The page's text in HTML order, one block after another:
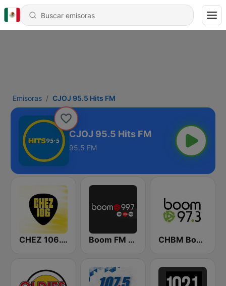
Emisoras CJOJ 95.5 Hits FM
CJOJ 95.5 Hits FM
95.5 FM
CHEZ 106.1 FM (CA Only) Boom FM 99.7 CHBM Boom 97.3 FM